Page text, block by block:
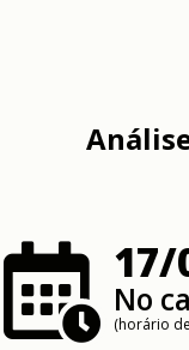
17/
No
(horário